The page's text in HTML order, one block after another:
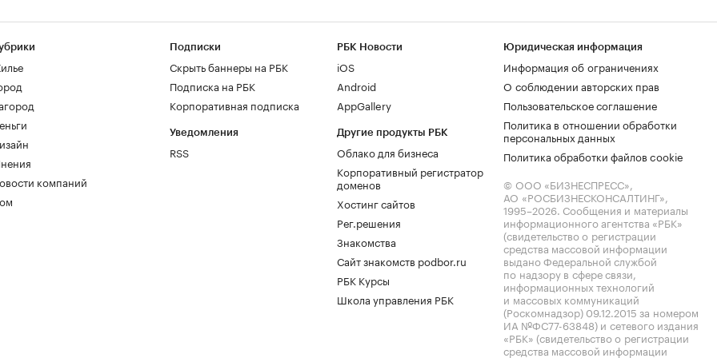
компаний
Подписки
Скрыть баннеры на РБК
Подписка на РБК
Корпоративная подписка
Уведомления
RSS
РБК Новости
iOS
Android
AppGallery
Другие продукты РБК
Облако для бизнеса
Корпоративный регистратор
доменов
Хостинг сайтов
Рег.решения
Знакомства
Сайт знакомств podbor.ru
РБК Курсы
Школа управления РБК
Юридическая информация
Информация об ограничениях
О соблюдении авторских прав
Пользовательское соглашение
Политика в отношении обработки
персональных данных
Политика обработки файлов cookie
© ООО «БИЗНЕСПРЕСС»,
АО «РОСБИЗНЕСКОНСАЛТИНГ»,
1995–2026. Сообщения и материалы
информационного агентства «РБК»
(свидетельство о регистрации
средства массовой информации
выдано Федеральной службой
по надзору в сфере связи,
информационных технологий
и массовых коммуникаций
(Роскомнадзор) 09.12.2015 за номером
ИА №ФС77-63848) и сетевого издания
«РБК» (свидетельство о регистрации
средства массовой информации